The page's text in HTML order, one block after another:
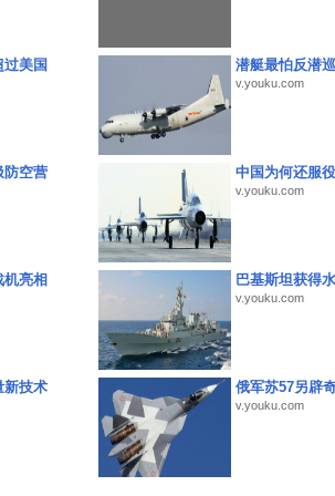
美国 潜艇最怕反潜
v.youku.com
防空营 中国为何还服
v.youku.com
机亮相 巴基斯坦获得
v.youku.com
新技术 俄军苏57另辟
v.youku.com